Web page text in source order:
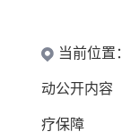
当前位置：
动公开内容
疗保障